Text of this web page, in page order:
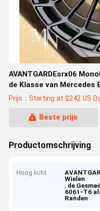
AVANTGARDEsrx06
de Klasse van Mercedes
Prijs：Starting at $242 US
Beste prijs
Productomschrijving
Hoog licht
Wielen
, de
6061-T6
Randen